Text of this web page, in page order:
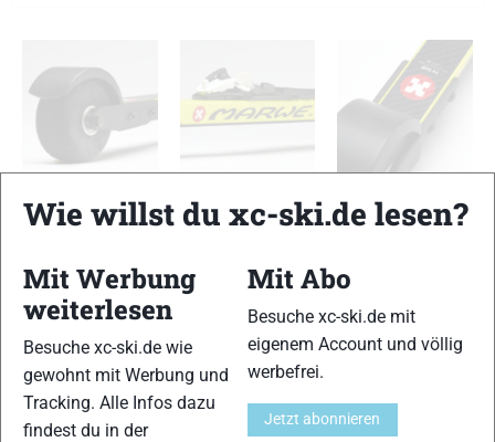
TESTERGEBNIS
Skiähnlicher Abdruck 13 von 15
Haftung 13 von 15
Wie willst du xc-ski.de lesen?
Mit Werbung
weiterlesen
Besuche xc-ski.de wie
gewohnt mit Werbung und
Tracking. Alle Infos dazu
findest du in der
Mit Abo
Besuche xc-ski.de mit
eigenem Account und völlig
werbefrei.
Jetzt abonnieren